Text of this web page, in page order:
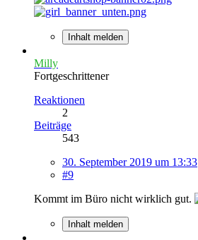
Inhalt melden
Milly
Fortgeschrittener
Reaktionen
2
Beiträge
543
30. September 2019 um 13:33
#9
Kommt im Büro nicht wirklich gut.
Inhalt melden